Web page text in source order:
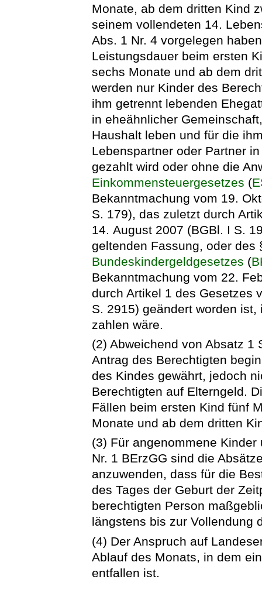
Monate, ab dem dritten Kind
seinem vollendeten 14.
Abs. 1 Nr. 4 vorgelegen
Leistungsdauer beim ersten
sechs Monate und ab dem
werden nur Kinder des
ihm getrennt lebenden
in eheähnlicher
Haushalt leben und für die
Lebenspartner oder Partner
gezahlt wird oder ohne die
Einkommensteuergesetzes (
Bekanntmachung vom 19.
S. 179), das zuletzt durch
14. August 2007 (BGBl. I S.
geltenden Fassung, oder des
Bundeskindergeldgesetzes (
Bekanntmachung vom 22.
durch Artikel 1 des Gesetzes
S. 2915) geändert worden
zahlen wäre.
(2) Abweichend von Absatz 1
Antrag des Berechtigten
des Kindes gewährt, jedoch
Berechtigten auf Elterngeld.
Fällen beim ersten Kind fünf
Monate und ab dem dritten
(3) Für angenommene
Nr. 1 BErzGG sind die
anzuwenden, dass für die
des Tages der Geburt der
berechtigten Person
längstens bis zur Vollendung
(4) Der Anspruch auf
Ablauf des Monats, in dem
entfallen ist.